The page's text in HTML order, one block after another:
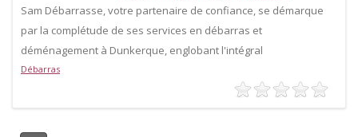
Sam Débarrasse, votre partenaire de confiance, se démarque
par la complétude de ses services en débarras et
déménagement à Dunkerque, englobant l'intégral
Débarras